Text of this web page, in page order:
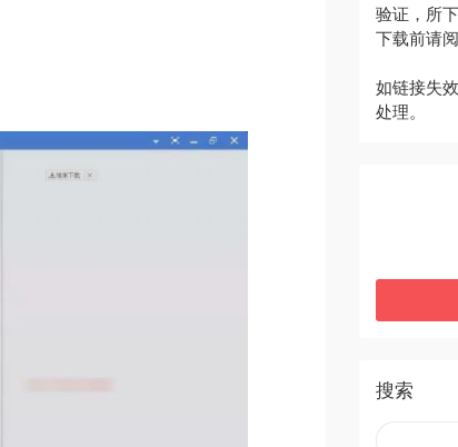
验证，所
下载前请
如链接失
处理。
搜索